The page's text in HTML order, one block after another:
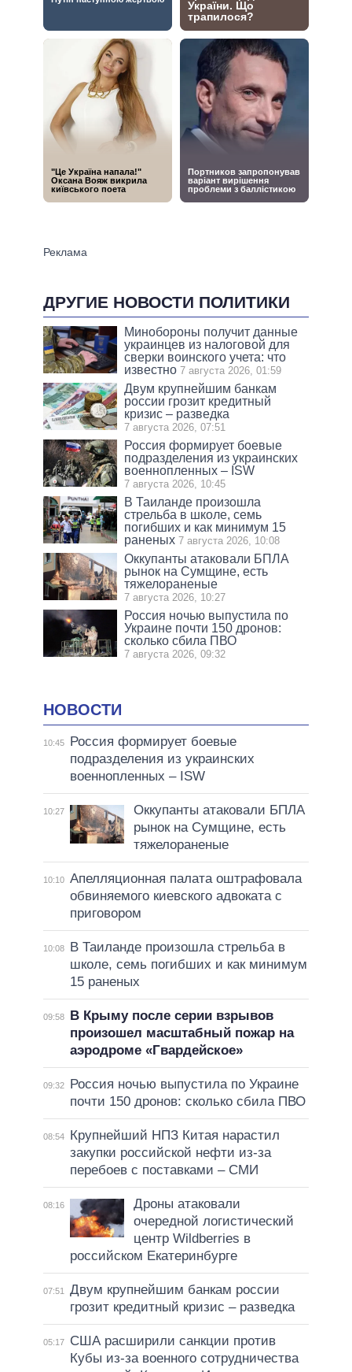
ДРУГИЕ НОВОСТИ ПОЛИТИКИ
Минобороны получит данные
украинцев из налоговой для
сверки воинского учета: что
известно 7 августа 2026, 01:59
Двум крупнейшим банкам
россии грозит кредитный
кризис – разведка
7 августа 2026, 07:51
Россия формирует боевые
подразделения из украинских
военнопленных – ISW
7 августа 2026, 10:45
В Таиланде произошла
стрельба в школе, семь
погибших и как минимум 15
раненых 7 августа 2026, 10:08
Оккупанты атаковали БПЛА
рынок на Сумщине, есть
тяжелораненые
7 августа 2026, 10:27
Россия ночью выпустила по
Украине почти 150 дронов:
сколько сбила ПВО
7 августа 2026, 09:32
НОВОСТИ
10:45
Россия формирует боевые
подразделения из украинских
военнопленных – ISW
10:27
Оккупанты атаковали БПЛА
рынок на Сумщине, есть
тяжелораненые
10:10 Апелляционная палата оштрафовала
обвиняемого киевского адвоката с
приговором
10:08
В Таиланде произошла стрельба в
школе, семь погибших и как минимум
15 раненых
09:58
В Крыму после серии взрывов
произошел масштабный пожар на
аэродроме «Гвардейское»
09:32
Россия ночью выпустила по Украине
почти 150 дронов: сколько сбила ПВО
08:54
Крупнейший НПЗ Китая нарастил
закупки российской нефти из-за
перебоев с поставками – СМИ
08:16
Дроны атаковали
очередной логистический
центр Wildberries в
российском Екатеринбурге
07:51 Двум крупнейшим банкам россии
грозит кредитный кризис – разведка
05:17
США расширили санкции против
Кубы из-за военного сотрудничества